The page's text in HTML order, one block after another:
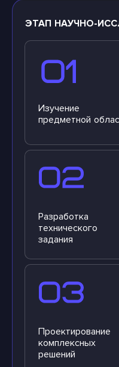
ЭТАП НАУЧНО-
Изучение
предметной
Разработка
технического
задания
Проектирование
комплексных
решений